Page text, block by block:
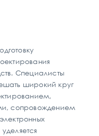
Специалисты
широкий круг
сопровождением